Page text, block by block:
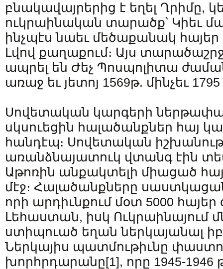
բնակավայրերից է եղել Ղրիմը,
ուկրաինական տարածք՝ Կիեւ
ինչպէս նաեւ մեծաքանակ հայեր
Լվով քաղաքում։ Այս
ապրել են Ժեչ Պոսպոլիտա
առաջ եւ յետոյ 1569թ. մինչեւ
Սովետական կարգերի
սկսուեցին հալածանքներ հայ
հանդէպ։ Սովետական
առանձնայատուկ վտանգ էին
Աթոռին անքակտելի միացած
մէջ։ Հալածանքները
որի արդիւնքում մօտ 5000
Լեհաստան, իսկ Ուկրաինայում
ստիպուած եղան ներկայանալ
Ներկայիս պատմութիւնը
խորհրդարանը[1], որը 1945-